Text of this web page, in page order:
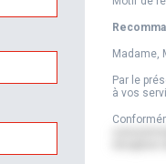
Madame,
Par le
à vos